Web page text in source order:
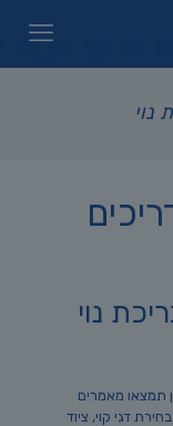
נוי
נוי
תמצאו מאמרים
דגי קוי, ציוד